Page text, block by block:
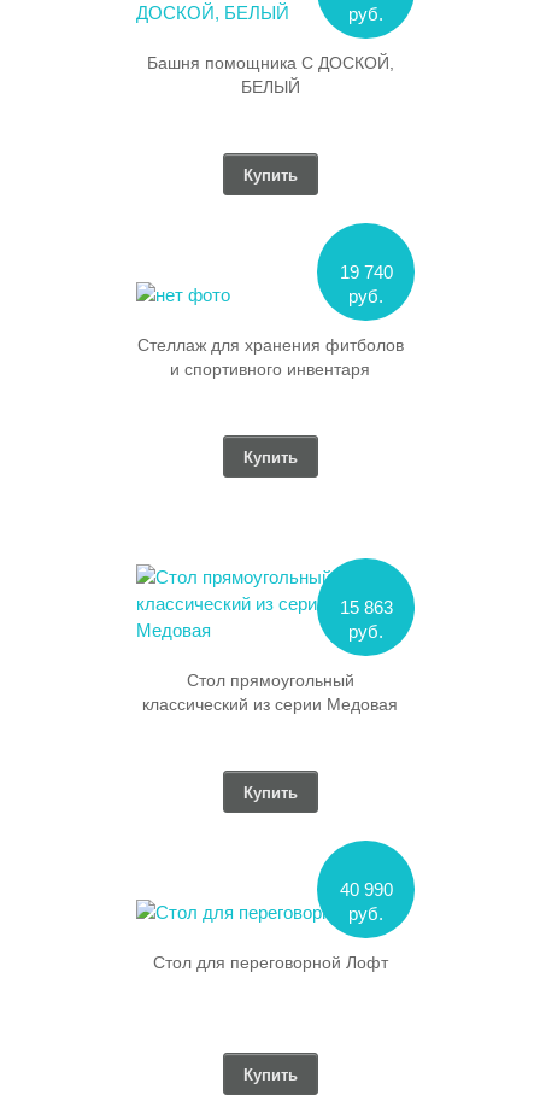
руб.
Башня помощника С ДОСКОЙ,
БЕЛЫЙ
Купить
19 740
руб.
Стеллаж для хранения фитболов
и спортивного инвентаря
Купить
15 863
руб.
Стол прямоугольный
классический из серии Медовая
Купить
40 990
руб.
Стол для переговорной Лофт
Купить